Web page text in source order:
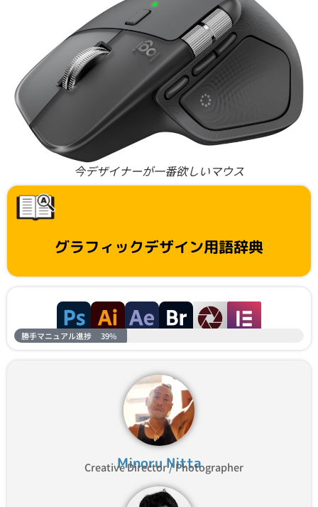
今デザイナーが一番欲しいマウス
グラフィックデザイン用語辞典
勝手マニュアル進捗 39%
Minoru Nitta
Creative Director / Photographer